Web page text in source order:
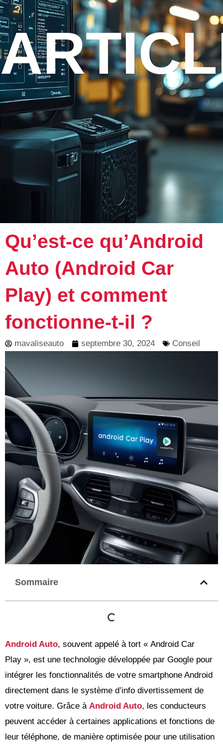
Qu’est-ce qu’Android
Auto (Android Car
Play) et comment
fonctionne-t-il ?
mavaliseauto septembre 30, 2024 Conseil
Sommaire
Android Auto, souvent appelé à tort « Android Car
Play », est une technologie développée par Google pour
intégrer les fonctionnalités de votre smartphone Android
directement dans le système d’info divertissement de
votre voiture. Grâce à Android Auto, les conducteurs
peuvent accéder à certaines applications et fonctions de
leur téléphone, de manière optimisée pour une utilisation